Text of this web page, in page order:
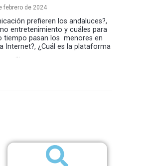
febrero de 2024
prefieren los andaluces?,
entretenimiento y cuáles para
tiempo pasan los menores en
Internet?, ¿Cuál es la plataforma
...